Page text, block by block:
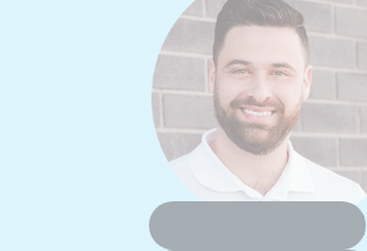
1 833 330-2822